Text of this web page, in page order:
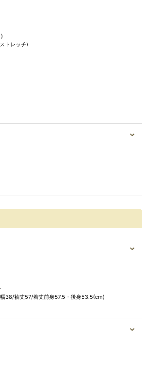
トレッチ)
38/袖丈57/着丈前身57.5・後身53.5(cm)